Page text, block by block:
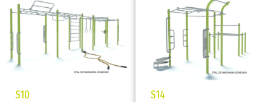
S10 S14